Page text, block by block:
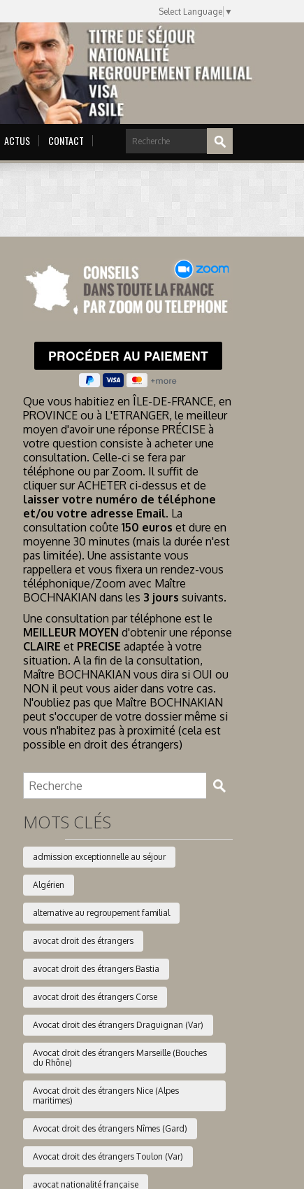
Select Language ▼
ACTUS CONTACT
Que vous habitiez en ÎLE-DE-FRANCE, en
PROVINCE ou à L'ETRANGER, le meilleur
moyen d'avoir une réponse PRÉCISE à
votre question consiste à acheter une
consultation. Celle-ci se fera par
téléphone ou par Zoom. Il suffit de
cliquer sur ACHETER ci-dessus et de
laisser votre numéro de téléphone
et/ou votre adresse Email. La
consultation coûte150 euros et dure en
moyenne 30 minutes (mais la durée n'est
pas limitée). Une assistante vous
rappellera et vous fixera un rendez-vous
téléphonique/Zoom avec Maître
BOCHNAKIAN dans les 3 jours suivants.
Une consultation par téléphone est le
MEILLEUR MOYEN d'obtenir une réponse
CLAIRE et PRECISE adaptée à votre
situation. A la fin de la consultation,
Maître BOCHNAKIAN vous dira si OUI ou
NON il peut vous aider dans votre cas.
N'oubliez pas que Maître BOCHNAKIAN
peut s'occuper de votre dossier même si
vous n'habitez pas à proximité (cela est
possible en droit des étrangers)
MOTS CLÉS
admission exceptionnelle au séjour
Algérien
alternative au regroupement familial
avocat droit des étrangers
avocat droit des étrangers Bastia
avocat droit des étrangers Corse
Avocat droit des étrangers Draguignan (Var)
Avocat droit des étrangers Marseille (Bouches
du Rhône)
Avocat droit des étrangers Nice (Alpes
maritimes)
Avocat droit des étrangers Nîmes (Gard)
Avocat droit des étrangers Toulon (Var)
avocat nationalité française